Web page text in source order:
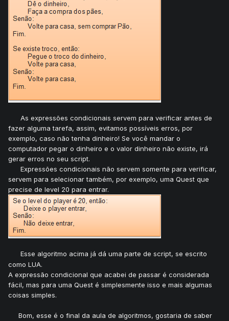
As expressões condicionais servem para verificar antes de
fazer alguma tarefa, assim, evitamos possíveis erros, por
exemplo, caso não tenha dinheiro! Se você mandar o
computador pegar o dinheiro e o valor dinheiro não existe, irá
gerar erros no seu script.
Expressões condicionais não servem somente para verificar,
servem para selecionar também, por exemplo, uma Quest que
precise de level 20 para entrar.
Esse algoritmo acima já dá uma parte de script, se escrito
como LUA.
A expressão condicional que acabei de passar é considerada
fácil, mas para uma Quest é simplesmente isso e mais algumas
coisas simples.
Bom, esse é o final da aula de algoritmos, gostaria de saber